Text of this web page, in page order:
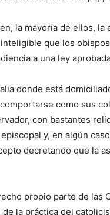
la mayoría de ellos, la
que los
a una ley
donde está
como sus
con bastantes
y, en algún
decretando que la
propio parte de las
la práctica del